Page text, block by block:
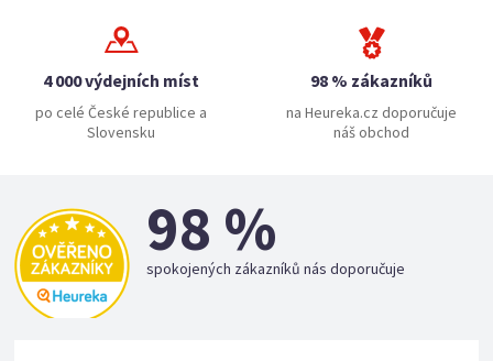
4 000 výdejních míst
po celé České republice a
Slovensku
98 % zákazníků
na Heureka.cz doporučuje
náš obchod
98 %
spokojených zákazníků nás doporučuje